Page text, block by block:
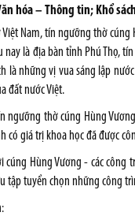
hóa – Thông tin; Khổ
Nam, tín ngưỡng thờ
là địa bàn tỉnh Phú Thọ,
là những vị vua sáng lập
đất nước Việt.
ngưỡng thờ cúng Hùng
có giá trị khoa học đã được
Hùng Vương - các
tập tuyển chọn những công